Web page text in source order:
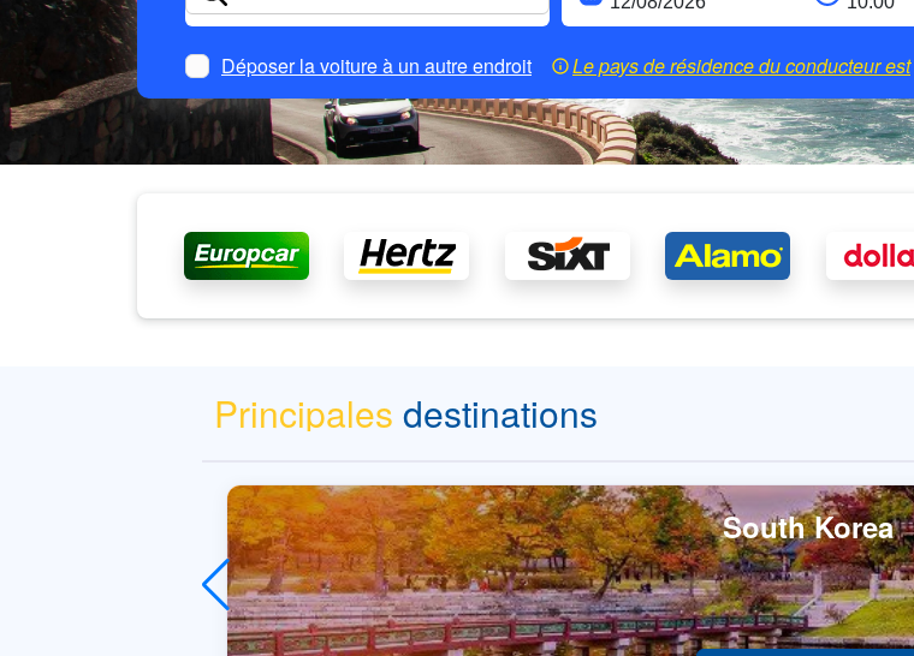
Déposer la voiture à un autre endroit Le pays de résidence du conducteur est
Principales destinations
South Korea